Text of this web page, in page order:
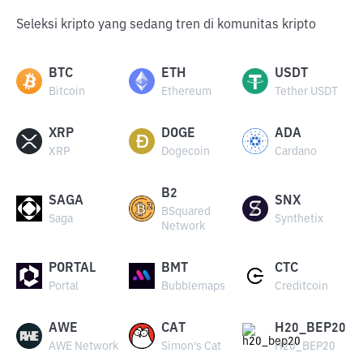
Seleksi kripto yang sedang tren di komunitas kripto
BTC
Bitcoin
ETH
Ethereum
USDT
Tether USDT
XRP
XRP
DOGE
Dogecoin
ADA
Cardano
SAGA
Saga
B2
BSquared
Network
SNX
Synthetix
PORTAL
Portal
BMT
Bubblemaps
CTC
Creditcoin
AWE
AWE Network
CAT
Simon's Cat
H20_BEP20
H20_BEP20